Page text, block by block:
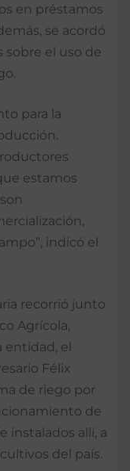
en préstamos
se acordó
sobre el uso de
para la
estamos
indicó el
recorrió junto
Agrícola,
entidad, el
Félix
de riego por
de
instalados allí, a
del país.